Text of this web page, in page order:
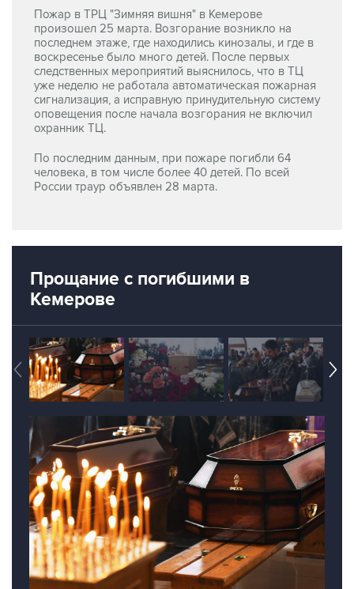
Пожар в ТРЦ "Зимняя вишня" в Кемерове
произошел 25 марта. Возгорание возникло на
последнем этаже, где находились кинозалы, и где в
воскресенье было много детей. После первых
следственных мероприятий выяснилось, что в ТЦ
уже неделю не работала автоматическая пожарная
сигнализация, а исправную принудительную систему
оповещения после начала возгорания не включил
охранник ТЦ.
По последним данным, при пожаре погибли 64
человека, в том числе более 40 детей. По всей
России траур объявлен 28 марта.
Прощание с погибшими в
Кемерове